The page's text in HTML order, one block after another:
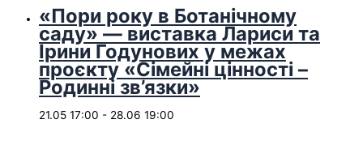
«Пори року в Ботанічному
саду» — виставка Лариси та
Ірини Годунових у межах
проєкту «Сімейні цінності –
Родинні зв’язки»
21.05 17:00 - 28.06 19:00